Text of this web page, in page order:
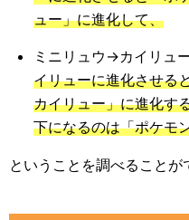
ュー」に進化して、
ミニリュウ→カイリュ
イリューに進化させる
カイリュー」に進化す
下になるのは「ポケモ
ということを調べることが